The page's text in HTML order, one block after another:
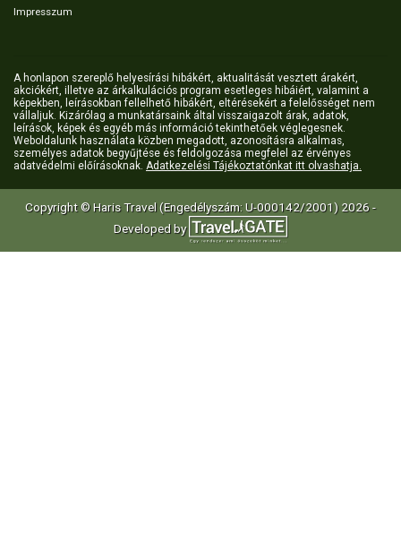
Impresszum
A honlapon szereplő helyesírási hibákért, aktualitását vesztett árakért,
akciókért, illetve az árkalkulációs program esetleges hibáiért, valamint a
képekben, leírásokban fellelhető hibákért, eltérésekért a felelősséget nem
vállaljuk. Kizárólag a munkatársaink által visszaigazolt árak, adatok,
leírások, képek és egyéb más információ tekinthetőek véglegesnek.
Weboldalunk használata közben megadott, azonosításra alkalmas,
személyes adatok begyűjtése és feldolgozása megfelel az érvényes
adatvédelmi előírásoknak. Adatkezelési Tájékoztatónkat itt olvashatja.
Copyright © Haris Travel (Engedélyszám: U-000142/2001) 2026 -
Developed by